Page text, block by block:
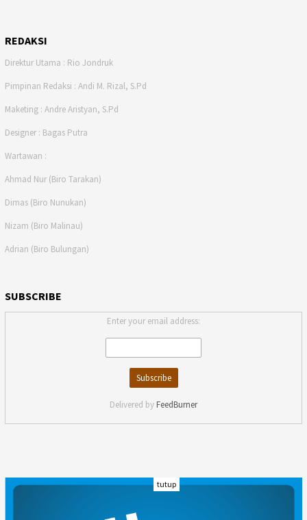
REDAKSI
Direktur Utama : Rio Jondruk
Pimpinan Redaksi : Andi M. Rizal, S.Pd
Maketing : Andre Aristyan, S.Pd
Designer : Bagas Putra
Wartawan :
Ahmad Nur (Biro Tarakan)
Dimas (Biro Nunukan)
Nizam (Biro Malinau)
Adrian (Biro Bulungan)
SUBSCRIBE
Enter your email address:
Delivered by FeedBurner
tutup